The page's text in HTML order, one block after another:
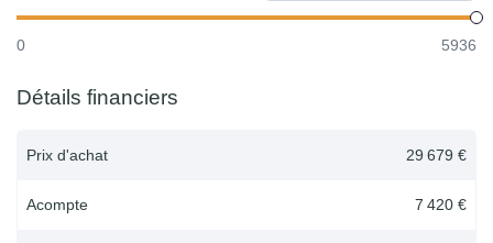
0 5936
Détails financiers
Prix d'achat 29 679 €
Acompte 7 420 €